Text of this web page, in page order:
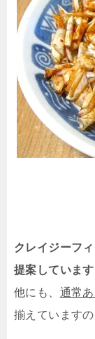
クレイジーフ
提案しています
他にも、 通常
揃えています